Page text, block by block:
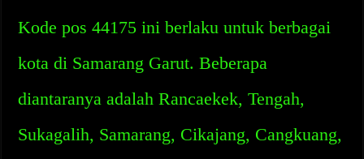
Kode pos 44175 ini berlaku untuk berbagai
kota di Samarang Garut. Beberapa
diantaranya adalah Rancaekek, Tengah,
Sukagalih, Samarang, Cikajang, Cangkuang,